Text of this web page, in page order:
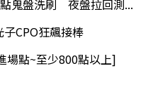
鬼盤洗刷 夜盤拉回測...
CPO狂飆接棒
場點~至少800點以上]